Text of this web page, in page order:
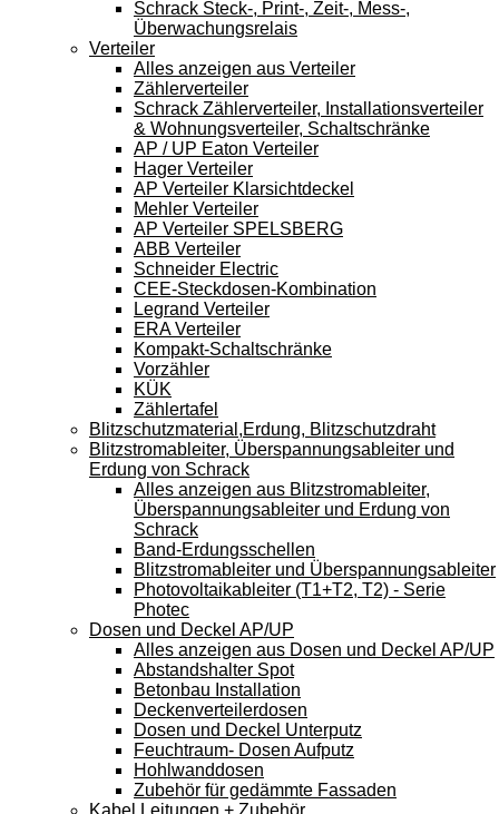
Schrack Steck-, Print-, Zeit-, Mess-,
Überwachungsrelais
Verteiler
Alles anzeigen aus Verteiler
Zählerverteiler
Schrack Zählerverteiler, Installationsverteiler
& Wohnungsverteiler, Schaltschränke
AP / UP Eaton Verteiler
Hager Verteiler
AP Verteiler Klarsichtdeckel
Mehler Verteiler
AP Verteiler SPELSBERG
ABB Verteiler
Schneider Electric
CEE-Steckdosen-Kombination
Legrand Verteiler
ERA Verteiler
Kompakt-Schaltschränke
Vorzähler
KÜK
Zählertafel
Blitzschutzmaterial,Erdung, Blitzschutzdraht
Blitzstromableiter, Überspannungsableiter und
Erdung von Schrack
Alles anzeigen aus Blitzstromableiter,
Überspannungsableiter und Erdung von
Schrack
Band-Erdungsschellen
Blitzstromableiter und Überspannungsableiter
Photovoltaikableiter (T1+T2, T2) - Serie
Photec
Dosen und Deckel AP/UP
Alles anzeigen aus Dosen und Deckel AP/UP
Abstandshalter Spot
Betonbau Installation
Deckenverteilerdosen
Dosen und Deckel Unterputz
Feuchtraum- Dosen Aufputz
Hohlwanddosen
Zubehör für gedämmte Fassaden
Kabel Leitungen + Zubehör